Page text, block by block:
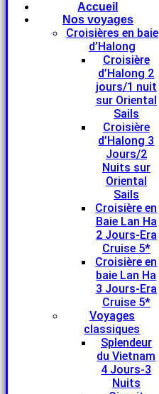
Accueil
Nos voyages
Croisières en baie
d’Halong
Croisière
d’Halong 2
jours/1 nuit
sur Oriental
Sails
Croisière
d’Halong 3
Jours/2
Nuits sur
Oriental
Sails
Croisière en
Baie Lan Ha
2 Jours-Era
Cruise 5*
Croisière en
baie Lan Ha
3 Jours-Era
Cruise 5*
Voyages
classiques
Splendeur
du Vietnam
4 Jours-3
Nuits